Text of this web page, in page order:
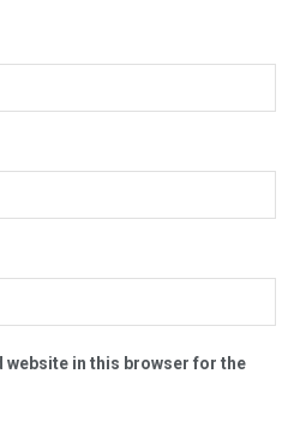
website in this browser for the